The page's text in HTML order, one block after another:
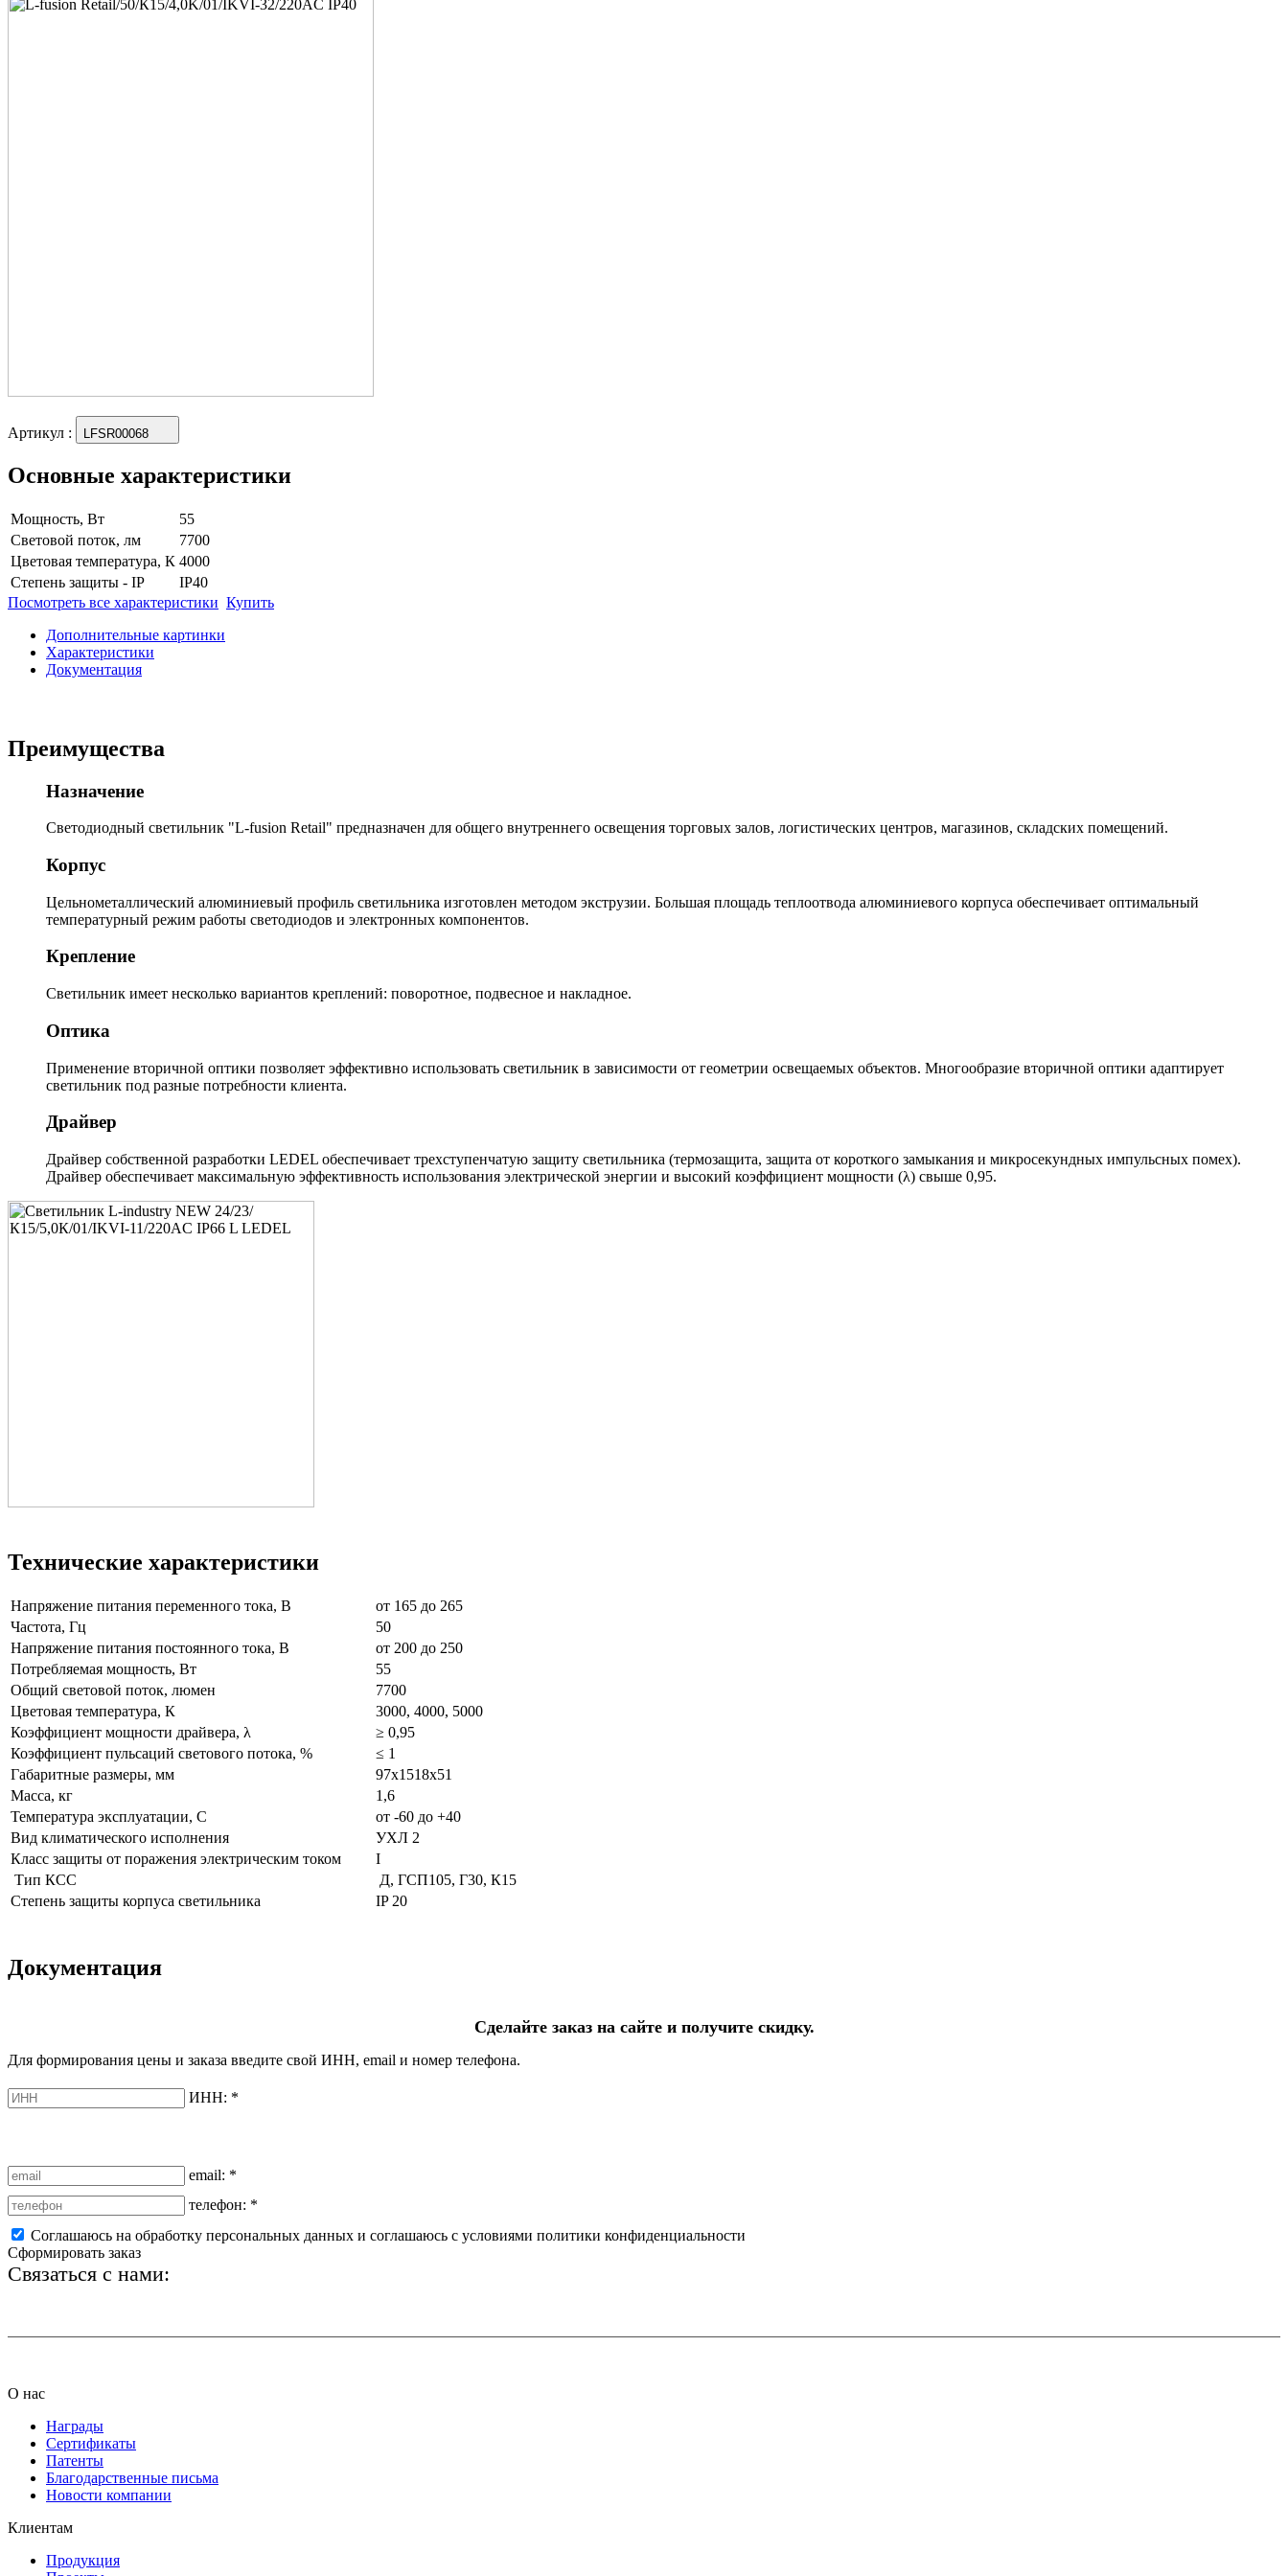
Артикул : LFSR00068
Основные характеристики
Мощность, Вт
55
Световой поток, лм
7700
Цветовая температура, К 4000
Степень защиты - IP
IP40
Посмотреть все характеристики Купить
Дополнительные картинки
Характеристики
Документация
Преимущества
Назначение
Светодиодный светильник "L-fusion Retail" предназначен для общего внутреннего освещения торговых залов, логистических центров, магазинов, складских помещений.
Корпус
Цельнометаллический алюминиевый профиль светильника изготовлен методом экструзии. Большая площадь теплоотвода алюминиевого корпуса обеспечивает оптимальный
температурный режим работы светодиодов и электронных компонентов.
Крепление
Светильник имеет несколько вариантов креплений: поворотное, подвесное и накладное.
Оптика
Применение вторичной оптики позволяет эффективно использовать светильник в зависимости от геометрии освещаемых объектов. Многообразие вторичной оптики адаптирует
светильник под разные потребности клиента.
Драйвер
Драйвер собственной разработки LEDEL обеспечивает трехступенчатую защиту светильника (термозащита, защита от короткого замыкания и микросекундных импульсных помех).
Драйвер обеспечивает максимальную эффективность использования электрической энергии и высокий коэффициент мощности (λ) свыше 0,95.
Технические характеристики
Напряжение питания переменного тока, В
от 165 до 265
Частота, Гц
50
Напряжение питания постоянного тока, В
от 200 до 250
Потребляемая мощность, Вт
55
Общий световой поток, люмен
7700
Цветовая температура, К
3000, 4000, 5000
Коэффициент мощности драйвера, λ
≥ 0,95
Коэффициент пульсаций светового потока, %
≤ 1
Габаритные размеры, мм
97х1518х51
Масса, кг
1,6
Температура эксплуатации, С
от -60 до +40
Вид климатического исполнения
УХЛ 2
Класс защиты от поражения электрическим током
I
Тип КСС
Д, ГСП105, Г30, К15
Степень защиты корпуса светильника
IP 20
Документация
Сделайте заказ на сайте и получите скидку.
Для формирования цены и заказа введите свой ИНН, email и номер телефона.
ИНН: *
email: *
телефон: *
Соглашаюсь на обработку персональных данных и соглашаюсь с условиями политики конфиденциальности
Сформировать заказ
Связаться с нами:
О нас
Награды
Сертификаты
Патенты
Благодарственные письма
Новости компании
Клиентам
Продукция